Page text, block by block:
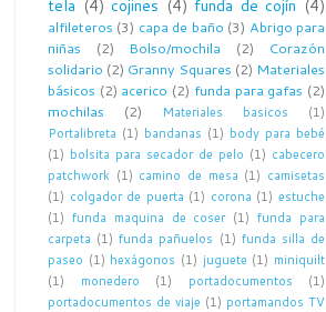
tela (4) cojines (4) funda de cojín (4)
alfileteros (3) capa de baño (3) Abrigo para
niñas
(2) Bolso/mochila (2)
Corazón
solidario (2) Granny Squares (2) Materiales
básicos (2) acerico (2) funda para gafas (2)
mochilas
(2) Materiales basicos
(1)
Portalibreta (1) bandanas (1) body para bebé
(1) bolsita para secador de pelo (1) cabecero
patchwork (1) camino de mesa (1) camisetas
(1) colgador de puerta (1) corona (1) estuche
(1) funda maquina de coser (1) funda para
carpeta (1) funda pañuelos (1) funda silla de
paseo (1) hexágonos (1) juguete (1) miniquilt
(1)
monedero (1) portadocumentos
(1)
portadocumentos de viaje (1) portamandos TV